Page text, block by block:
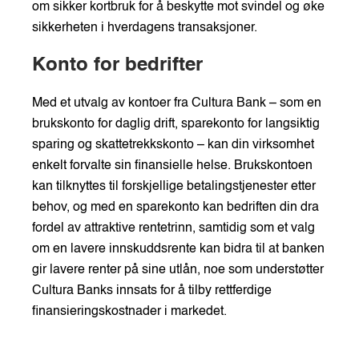
om sikker kortbruk for å beskytte mot svindel og øke
sikkerheten i hverdagens transaksjoner.
Konto for bedrifter
Med et utvalg av kontoer fra Cultura Bank – som en
brukskonto for daglig drift, sparekonto for langsiktig
sparing og skattetrekkskonto – kan din virksomhet
enkelt forvalte sin finansielle helse. Brukskontoen
kan tilknyttes til forskjellige betalingstjenester etter
behov, og med en sparekonto kan bedriften din dra
fordel av attraktive rentetrinn, samtidig som et valg
om en lavere innskuddsrente kan bidra til at banken
gir lavere renter på sine utlån, noe som understøtter
Cultura Banks innsats for å tilby rettferdige
finansieringskostnader i markedet.